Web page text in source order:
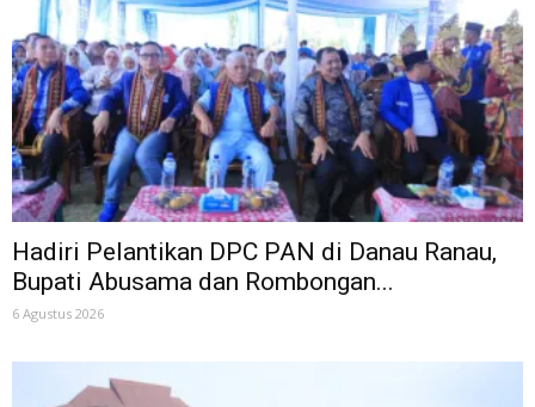
Hadiri Pelantikan DPC PAN di Danau Ranau,
Bupati Abusama dan Rombongan...
6 Agustus 2026